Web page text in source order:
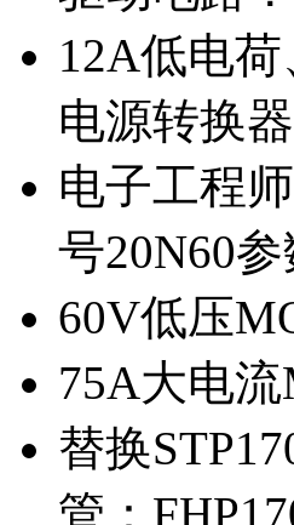
12A低电
电源转换器
电子工程
号20N60参
60V低压
75A大电
替换
管：